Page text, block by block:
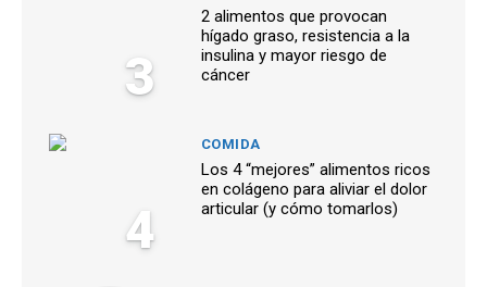
3
2 alimentos que provocan
hígado graso, resistencia a la
insulina y mayor riesgo de
cáncer
4
COMIDA
Los 4 “mejores” alimentos ricos
en colágeno para aliviar el dolor
articular (y cómo tomarlos)